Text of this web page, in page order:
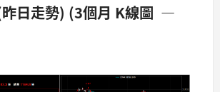
日走勢) (3個月 K線圖 —